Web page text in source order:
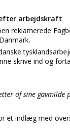
arbejdskraft
reklamerede
skrive ind og
af sine gavmilde
et indlæg med